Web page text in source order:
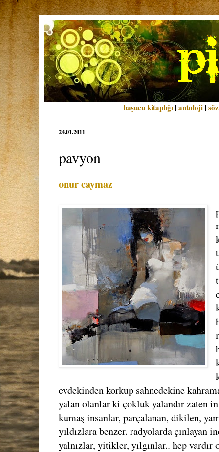
başucu kitaplığı |antoloji |
24.01.2011
pavyon
onur caymaz
evdekinden korkup sahnedekine
yalan olanlar ki çokluk yalandır zaten
kumaş insanlar, parçalanan, dikilen,
yıldızlara benzer. radyolarda çınlayan
yalnızlar, yitikler, yılgınlar.. hep vardır